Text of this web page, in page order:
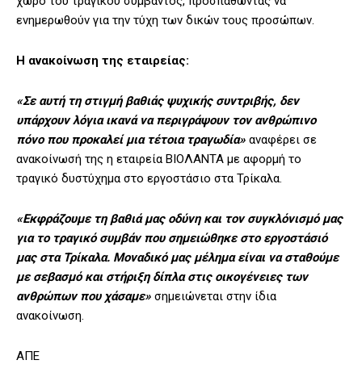
ενημερωθούν για την τύχη των δικών τους προσώπων.
Η ανακοίνωση της εταιρείας:
«Σε αυτή τη στιγμή βαθιάς ψυχικής συντριβής, δεν
υπάρχουν λόγια ικανά να περιγράψουν τον ανθρώπινο
πόνο που προκαλεί μια τέτοια τραγωδία» αναφέρει σε
ανακοίνωσή της η εταιρεία ΒΙΟΛΑΝΤΑ με αφορμή το
τραγικό δυστύχημα στο εργοστάσιο στα Τρίκαλα.
«Εκφράζουμε τη βαθιά μας οδύνη και τον συγκλόνισμό μας
για το τραγικό συμβάν που σημειώθηκε στο εργοστάσιό
μας στα Τρίκαλα. Μοναδικό μας μέλημα είναι να σταθούμε
με σεβασμό και στήριξη δίπλα στις οικογένειες των
ανθρώπων που χάσαμε» σημειώνεται στην ίδια
ανακοίνωση.
ΑΠΕ